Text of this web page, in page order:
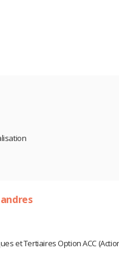
et Tertiaires Option ACC